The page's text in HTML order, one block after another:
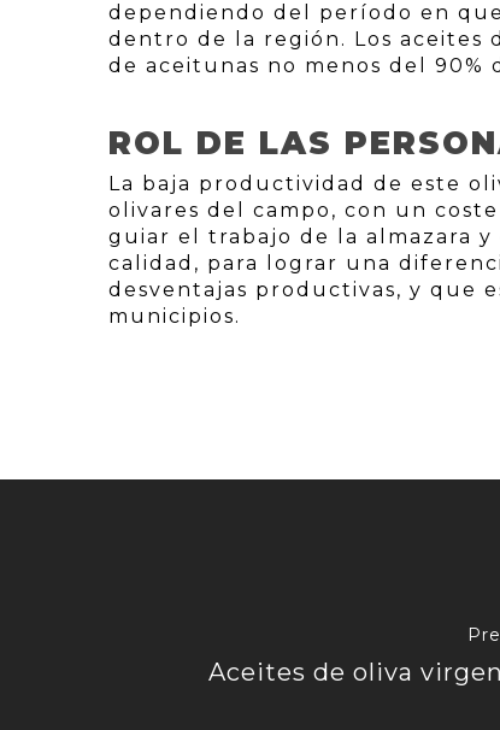
dependiendo del período en
dentro de la región. Los aceites
de aceitunas no menos del 90%
ROL DE LAS
La baja productividad de este
olivares del campo, con un
guiar el trabajo de la almazara
calidad, para lograr una
desventajas productivas, y que
municipios.
Aceites de oliva